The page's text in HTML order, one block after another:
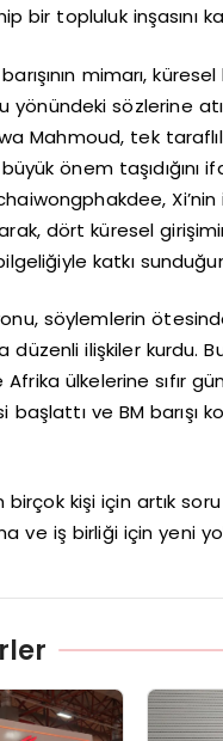
bir topluluk inşasını
barışının mimarı,
yönündeki sözlerine
Mahmoud, tek
büyük önem
dört küresel girişimin
katkı
söylemlerin
düzenli ilişkiler kurdu.
ülkelerine sıfır
başlattı ve BM barışı
birçok kişi için artık
ve iş birliği için yeni